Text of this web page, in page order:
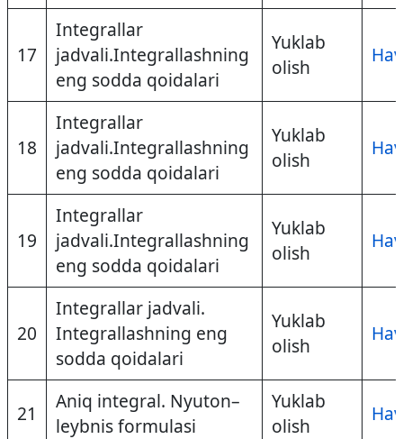
17
Integrallar
jadvali.Integrallashning
eng sodda qoidalari
Yuklab
olish
18
Integrallar
jadvali.Integrallashning
eng sodda qoidalari
Yuklab
olish
19
Integrallar
jadvali.Integrallashning
eng sodda qoidalari
Yuklab
olish
20
Integrallar jadvali.
Integrallashning eng
sodda qoidalari
Yuklab
olish
21
Aniq integral. Nyuton–
leybnis formulasi
Yuklab
olish